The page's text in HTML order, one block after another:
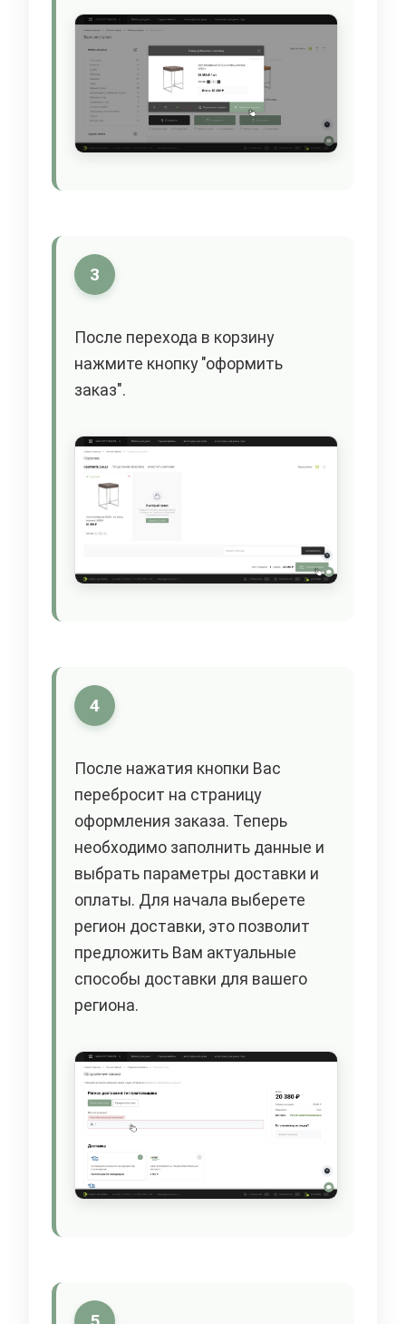
3
После перехода в корзину
нажмите кнопку "оформить
заказ".
4
После нажатия кнопки Вас
перебросит на страницу
оформления заказа. Теперь
необходимо заполнить данные и
выбрать параметры доставки и
оплаты. Для начала выберете
регион доставки, это позволит
предложить Вам актуальные
способы доставки для вашего
региона.